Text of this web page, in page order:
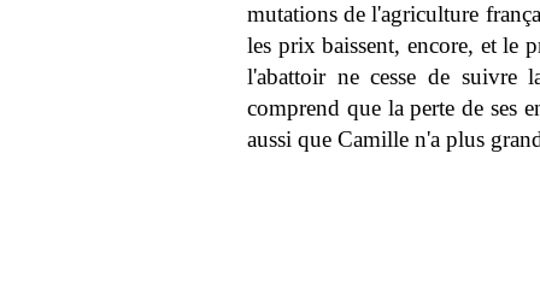
mutations de l'agriculture
les prix baissent, encore, et le
l'abattoir ne cesse de suivre
comprend que la perte de ses
aussi que Camille n'a plus